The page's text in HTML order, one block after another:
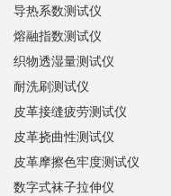
导热系数测试仪
熔融指数测试仪
织物透湿量测试仪
耐洗刷测试仪
皮革接缝疲劳测试仪
皮革挠曲性测试仪
皮革摩擦色牢度测试仪
数字式袜子拉伸仪